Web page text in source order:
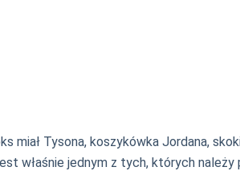
Tysona, koszykówka Jordana,
właśnie jednym z tych, których należy